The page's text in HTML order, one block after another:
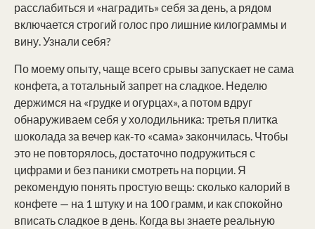
расслабиться и «наградить» себя за день, а рядом
включается строгий голос про лишние килограммы и
вину. Узнали себя?
По моему опыту, чаще всего срывы запускает не сама
конфета, а тотальный запрет на сладкое. Неделю
держимся на «грудке и огурцах», а потом вдруг
обнаруживаем себя у холодильника: третья плитка
шоколада за вечер как-то «сама» закончилась. Чтобы
это не повторялось, достаточно подружиться с
цифрами и без паники смотреть на порции. Я
рекомендую понять простую вещь: сколько калорий в
конфете — на 1 штуку и на 100 грамм, и как спокойно
вписать сладкое в день. Когда вы знаете реальную